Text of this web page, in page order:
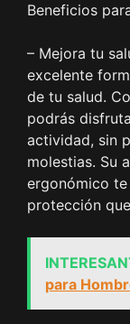
Beneficios
– Mejora tu
excelente
de tu salud.
podrás
actividad, sin
molestias. Su
ergonómico
protección
para